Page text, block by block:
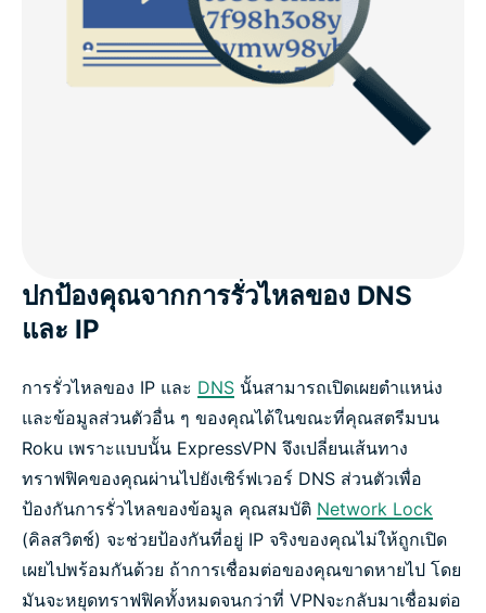
ปกป้องคุณจากการรั่วไหลของ DNS
และ IP
การรั่วไหลของ IP และ DNS นั้นสามารถเปิดเผยตำแหน่ง
และข้อมูลส่วนตัวอื่น ๆ ของคุณได้ในขณะที่คุณสตรีมบน
Roku เพราะแบบนั้น ExpressVPN จึงเปลี่ยนเส้นทาง
ทราฟฟิคของคุณผ่านไปยังเซิร์ฟเวอร์ DNS ส่วนตัวเพื่อ
ป้องกันการรั่วไหลของข้อมูล คุณสมบัติ Network Lock
(คิลสวิตช์) จะช่วยป้องกันที่อยู่ IP จริงของคุณไม่ให้ถูกเปิด
เผยไปพร้อมกันด้วย ถ้าการเชื่อมต่อของคุณขาดหายไป โดย
มันจะหยุดทราฟฟิคทั้งหมดจนกว่าที่ VPNจะกลับมาเชื่อมต่อ